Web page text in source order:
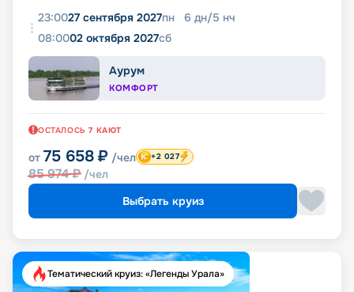
23:0027 сентября 2027пн 6 дн/5 нч
08:0002 октября 2027сб
Аурум
КОМФОРТ
ОСТАЛОСЬ 7 КАЮТ
от 75 658 ₽ /чел
85 974₽ /чел
+2 027
Выбрать круиз
Тематический круиз: «Легенды Урала»